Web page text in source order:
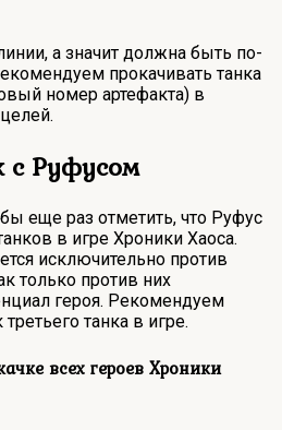
а значит должна быть по-
прокачивать танка
номер артефакта) в
с Руфусом
еще раз отметить, что Руфус
в игре Хроники Хаоса.
исключительно против
только против них
героя. Рекомендуем
танка в игре.
всех героев Хроники